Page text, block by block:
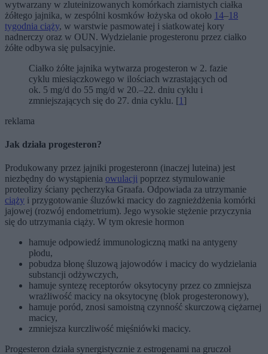
wytwarzany w zluteinizowanych komórkach ziarnistych ciałka
żółtego jajnika, w zespólni kosmków łożyska od około 14–18
tygodnia ciąży, w warstwie pasmowatej i siatkowatej kory
nadnerczy oraz w OUN. Wydzielanie progesteronu przez ciałko
żółte odbywa się pulsacyjnie.
Ciałko żółte jajnika wytwarza progesteron w 2. fazie
cyklu miesiączkowego w ilościach wzrastających od
ok. 5 mg/d do 55 mg/d w 20.–22. dniu cyklu i
zmniejszających się do 27. dnia cyklu. [1 ]
reklama
Jak działa progesteron?
Produkowany przez jajniki progesteronn (inaczej luteina) jest
niezbędny do wystąpienia owulacji poprzez stymulowanie
proteolizy ściany pęcherzyka Graafa. Odpowiada za utrzymanie
ciąży i przygotowanie śluzówki macicy do zagnieżdżenia komórki
jajowej (rozwój endometrium). Jego wysokie stężenie przyczynia
się do utrzymania ciąży. W tym okresie hormon
hamuje odpowiedź immunologiczną matki na antygeny
płodu,
pobudza błonę śluzową jajowodów i macicy do wydzielania
substancji odżywczych,
hamuje syntezę receptorów oksytocyny przez co zmniejsza
wrażliwość macicy na oksytocynę (blok progesteronowy),
hamuje poród, znosi samoistną czynność skurczową ciężarnej
macicy,
zmniejsza kurczliwość mięśniówki macicy.
Progesteron działa synergistycznie z estrogenami na gruczoł